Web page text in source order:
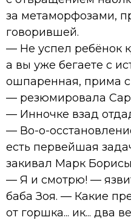
за метаморфозами,
говорившей.
— Не успел ребёнок
а вы уже бегаете с
ошпаренная, прима с
— резюмировала
— Инночке взад
— Во-о-
есть первейшая
закивал Марк
— Я и смотрю! —
баба Зоя. — Какие
от горшка... ик... два